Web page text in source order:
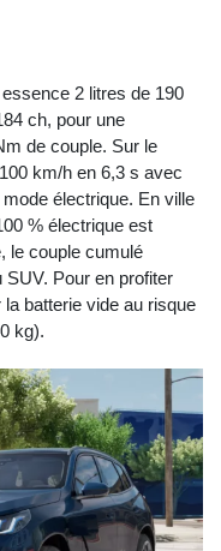
2 litres de 190
ch, pour une
de couple. Sur le
km/h en 6,3 s avec
électrique. En ville
% électrique est
le couple cumulé
SUV. Pour en profiter
batterie vide au risque
kg).